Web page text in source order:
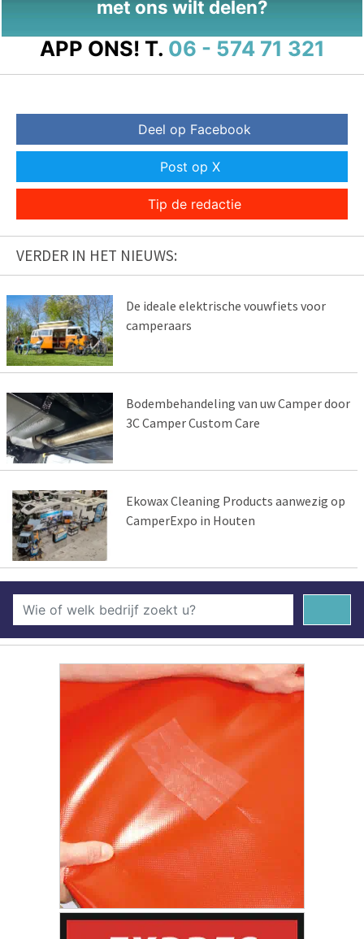
met ons wilt delen?
APP ONS! T. 06 - 574 71 321
Deel op Facebook
Post op X
Tip de redactie
VERDER IN HET NIEUWS:
De ideale elektrische vouwfiets voor
camperaars
Bodembehandeling van uw Camper door
3C Camper Custom Care
Ekowax Cleaning Products aanwezig op
CamperExpo in Houten